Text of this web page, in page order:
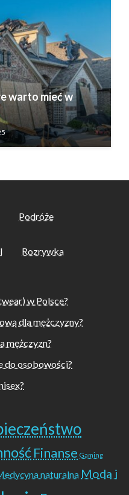
warto mieć w
Podróże
Rozrywka
w Polsce?
dla mężczyzny?
mężczyzn?
do osobowości?
Finanse Gaming
naturalna Moda i